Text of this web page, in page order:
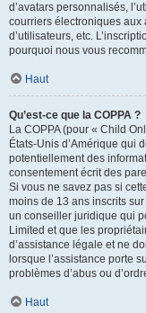
d’avatars personnalisés,
courriers électroniques aux
d’utilisateurs, etc.
pourquoi nous vous
Haut
Qu’est-ce que la COPPA ?
La COPPA (pour « Child
États-Unis d’Amérique qui
potentiellement des
consentement écrit des
Si vous ne savez pas si
moins de 13 ans inscrits
un conseiller juridique qui
Limited et que les
d’assistance légale et ne
lorsque l’assistance porte
problèmes d’abus ou
Haut